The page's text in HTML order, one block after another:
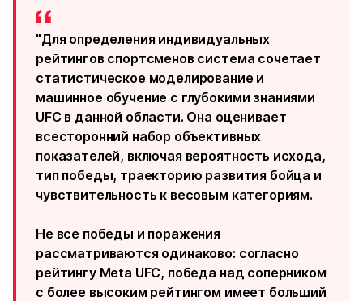
"Для определения индивидуальных
рейтингов спортсменов система сочетает
статистическое моделирование и
машинное обучение с глубокими знаниями
UFC в данной области. Она оценивает
всесторонний набор объективных
показателей, включая вероятность исхода,
тип победы, траекторию развития бойца и
чувствительность к весовым категориям.
Не все победы и поражения
рассматриваются одинаково: согласно
рейтингу Meta UFC, победа над соперником
с более высоким рейтингом имеет больший